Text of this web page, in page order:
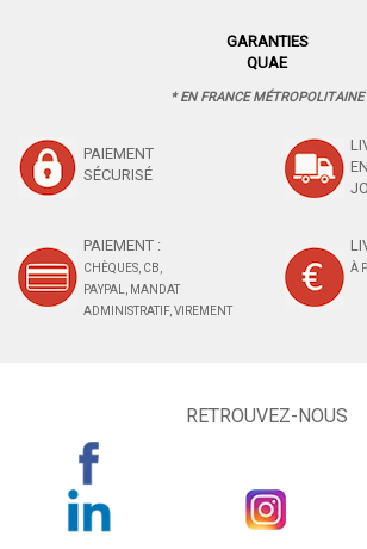
GARANTIES
QUAE
* EN FRANCE MÉTROPOLITAINE
PAIEMENT
SÉCURISÉ
PAIEMENT :
CHÈQUES, CB,
PAYPAL, MANDAT
ADMINISTRATIF, VIREMENT
À
RETROUVEZ-NOUS